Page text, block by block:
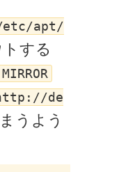
etc/apt/
する
MIRROR
de
うよう